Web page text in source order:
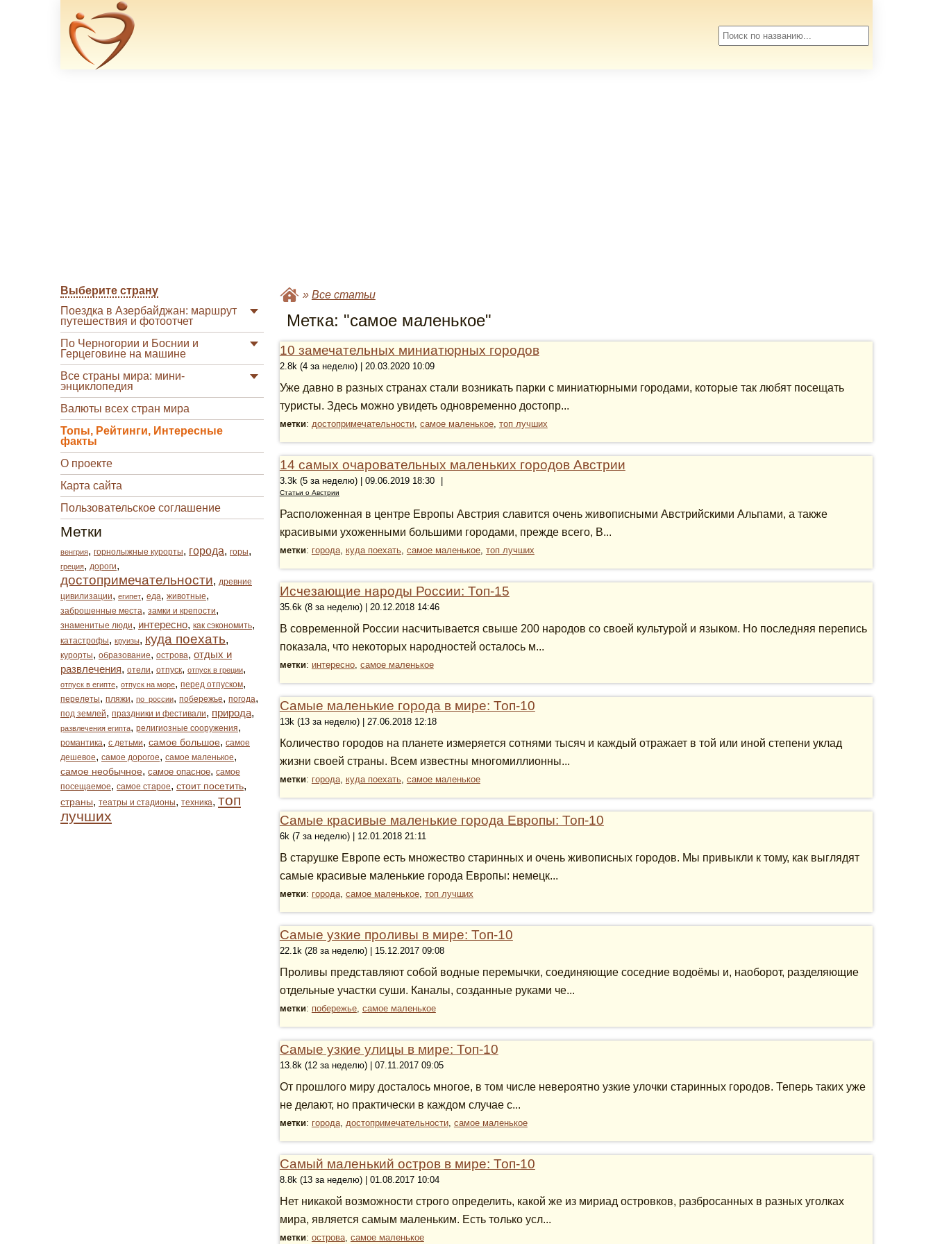
Выберите страну
Поездка в Азербайджан: маршрут
путешествия и фотоотчет
По Черногории и Боснии и
Герцеговине на машине
Все страны мира: мини-
энциклопедия
Валюты всех стран мира
Топы, Рейтинги, Интересные
факты
О проекте
Карта сайта
Пользовательское соглашение
Метки
венгрия, горнолыжные курорты, города, горы,
греция, дороги,
достопримечательности, древние
цивилизации, египет, еда, животные,
заброшенные места, замки и крепости,
знаменитые люди, интересно, как сэкономить,
катастрофы, круизы, куда поехать,
курорты, образование, острова, отдых и
развлечения, отели, отпуск, отпуск в греции,
отпуск в египте, отпуск на море, перед отпуском,
перелеты, пляжи, по_россии, побережье, погода,
под землей, праздники и фестивали, природа,
развлечения египта, религиозные сооружения,
романтика, с детьми, самое большое, самое
дешевое, самое дорогое, самое маленькое,
самое необычное, самое опасное, самое
посещаемое, самое старое, стоит посетить,
страны, театры и стадионы, техника, топ
лучших
» Все статьи
Метка: "самое маленькое"
10 замечательных миниатюрных городов
2.8k (4 за неделю) | 20.03.2020 10:09
Уже давно в разных странах стали возникать парки с миниатюрными городами, которые так любят посещать
туристы. Здесь можно увидеть одновременно достопр...
метки: достопримечательности, самое маленькое, топ лучших
14 самых очаровательных маленьких городов Австрии
3.3k (5 за неделю) | 09.06.2019 18:30
Статьи о Австрии
Расположенная в центре Европы Австрия славится очень живописными Австрийскими Альпами, а также
красивыми ухоженными большими городами, прежде всего, В...
метки: города, куда поехать, самое маленькое, топ лучших
Исчезающие народы России: Топ-15
35.6k (8 за неделю) | 20.12.2018 14:46
В современной России насчитывается свыше 200 народов со своей культурой и языком. Но последняя перепись
показала, что некоторых народностей осталось м...
метки: интересно, самое маленькое
Самые маленькие города в мире: Топ-10
13k (13 за неделю) | 27.06.2018 12:18
Количество городов на планете измеряется сотнями тысяч и каждый отражает в той или иной степени уклад
жизни своей страны. Всем известны многомиллионны...
метки: города, куда поехать, самое маленькое
Самые красивые маленькие города Европы: Топ-10
6k (7 за неделю) | 12.01.2018 21:11
В старушке Европе есть множество старинных и очень живописных городов. Мы привыкли к тому, как выглядят
самые красивые маленькие города Европы: немецк...
метки: города, самое маленькое, топ лучших
Самые узкие проливы в мире: Топ-10
22.1k (28 за неделю) | 15.12.2017 09:08
Проливы представляют собой водные перемычки, соединяющие соседние водоёмы и, наоборот, разделяющие
отдельные участки суши. Каналы, созданные руками че...
метки: побережье, самое маленькое
Самые узкие улицы в мире: Топ-10
13.8k (12 за неделю) | 07.11.2017 09:05
От прошлого миру досталось многое, в том числе невероятно узкие улочки старинных городов. Теперь таких уже
не делают, но практически в каждом случае с...
метки: города, достопримечательности, самое маленькое
Самый маленький остров в мире: Топ-10
8.8k (13 за неделю) | 01.08.2017 10:04
Нет никакой возможности строго определить, какой же из мириад островков, разбросанных в разных уголках
мира, является самым маленьким. Есть только усл...
метки: острова, самое маленькое